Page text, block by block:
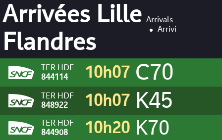
Arrivées Lille
Flandres
Arrivals
Arrivi
TER HDF
844114
10h07
C70
TER HDF
848922
10h07
K45
TER HDF
844908
10h20 K70